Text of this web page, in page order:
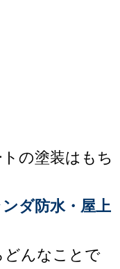
の塗装はもち
ダ防水・屋上
どんなことで